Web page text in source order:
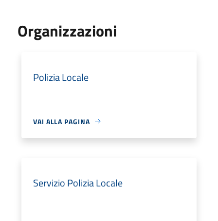
Organizzazioni
Polizia Locale
VAI ALLA PAGINA
Servizio Polizia Locale